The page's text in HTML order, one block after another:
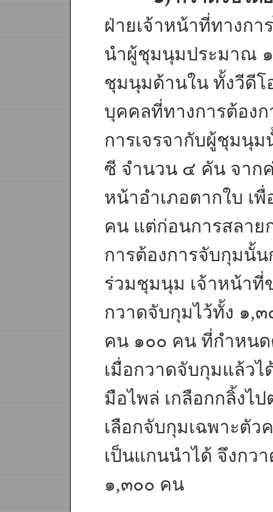
ฝ่ายเจ้าหน้าที่ทางกา
นำผู้ชุมนุมประมาณ
ชุมนุมด้านใน ทั้งวีดีโ
บุคคลที่ทางการต้องก
การเจรจากับผู้ชุมนุม
ซี จำนวน ๔ คัน จาก
หน้าอำเภอตากใบ เ
คน แต่ก่อนการสลา
การต้องการจับกุมนั้
ร่วมชุมนุม เจ้าหน้าที่
กวาดจับกุมไว้ทั้ง ๑,๓
คน ๑๐๐ คน ที่กำหนด
เมื่อกวาดจับกุมแล้ว
มือไพล่ เกลือกกลิ้งไ
เลือกจับกุมเฉพาะตัว
เป็นแกนนำได้ จึงกว
๑,๓๐๐ คน